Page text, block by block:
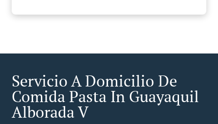
Servicio A Domicilio De
Comida Pasta In Guayaquil
Alborada V